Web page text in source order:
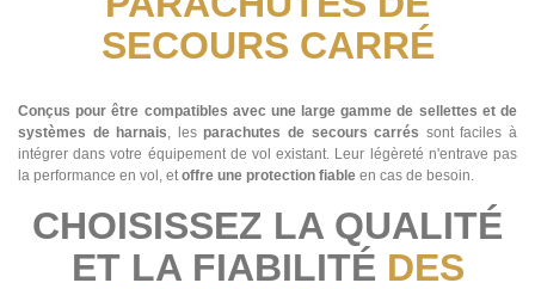
SECOURS CARRÉ
Conçus pour être compatibles avec une large gamme de sellettes et de
systèmes de harnais, lesparachutes de secours carrés sont faciles à
intégrer dans votre équipement de vol existant. Leur légèreté n'entrave pas
la performance en vol, etoffre une protection fiable en cas de besoin.
CHOISISSEZ LA QUALITÉ
ET LA FIABILITÉ DES